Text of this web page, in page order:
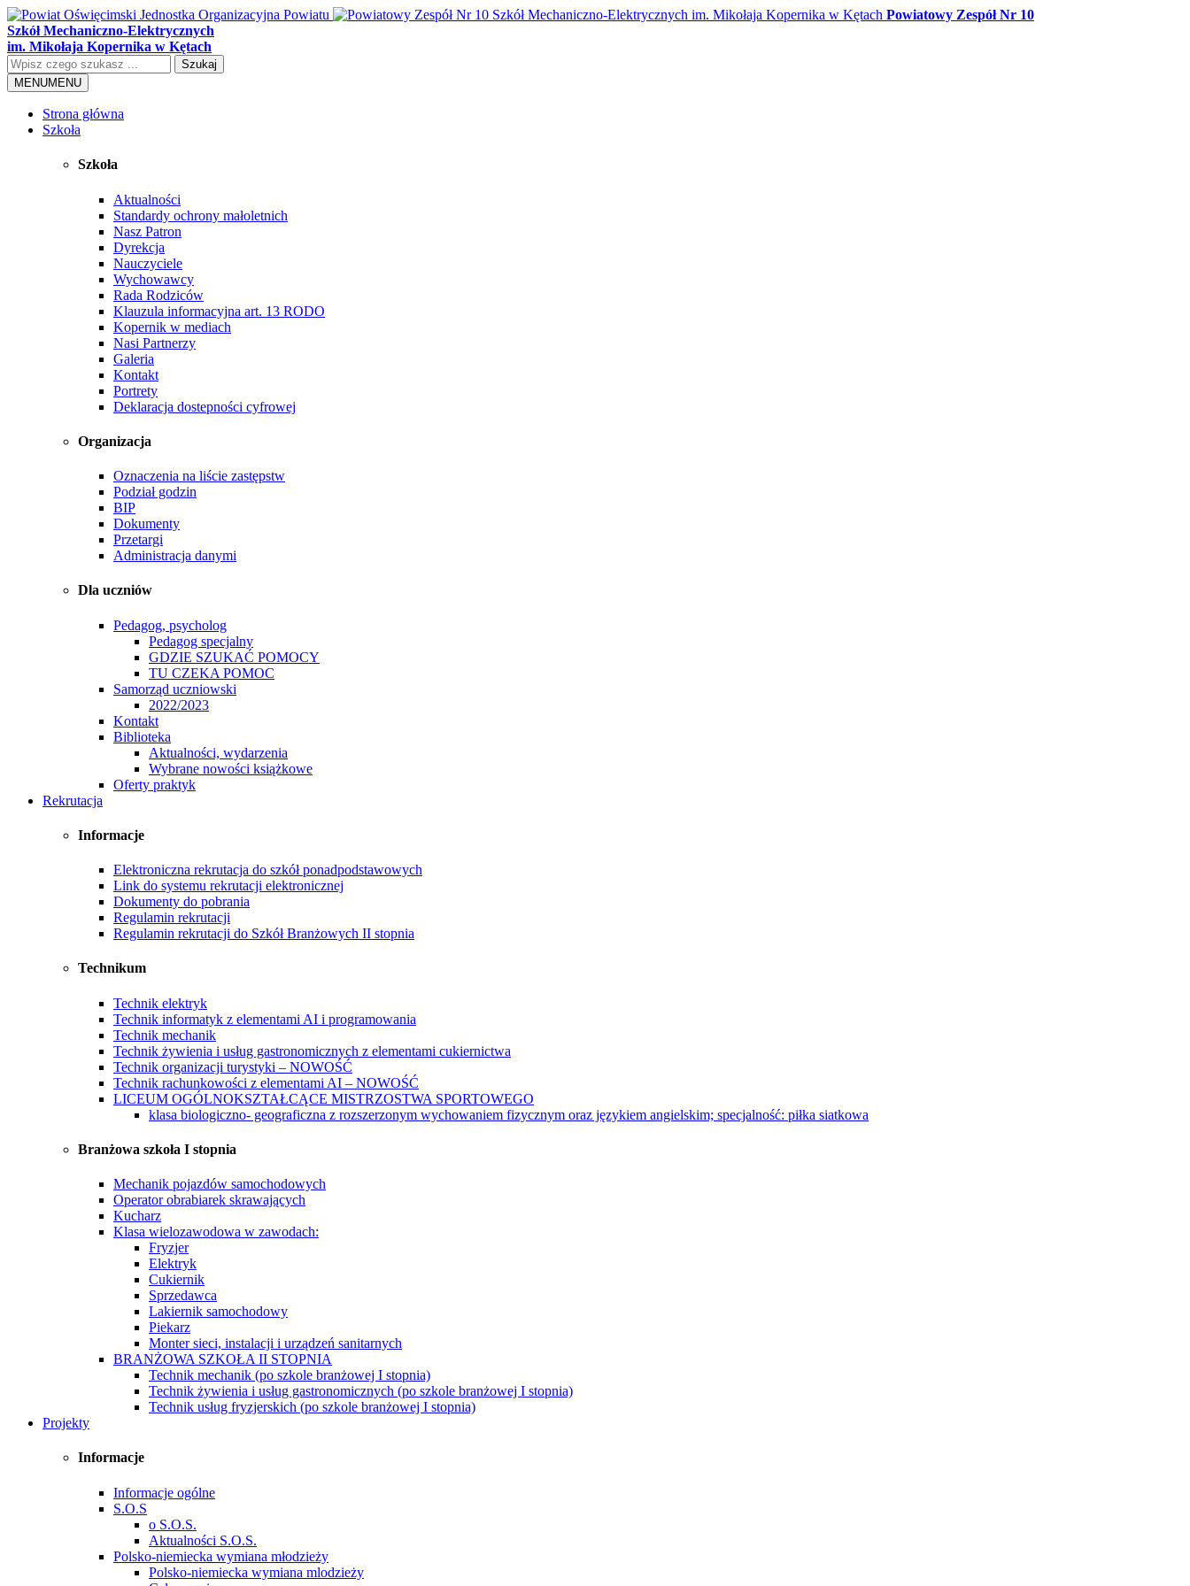
Powiatowy Zespół Nr 10
Szkół Mechaniczno-Elektrycznych
im. Mikołaja Kopernika w Kętach
Szukaj
MENUMENU
Strona główna
Szkoła
Szkoła
Aktualności
Standardy ochrony małoletnich
Nasz Patron
Dyrekcja
Nauczyciele
Wychowawcy
Rada Rodziców
Klauzula informacyjna art. 13 RODO
Kopernik w mediach
Nasi Partnerzy
Galeria
Kontakt
Portrety
Deklaracja dostepności cyfrowej
Organizacja
Oznaczenia na liście zastępstw
Podział godzin
BIP
Dokumenty
Przetargi
Administracja danymi
Dla uczniów
Pedagog, psycholog
Pedagog specjalny
GDZIE SZUKAĆ POMOCY
TU CZEKA POMOC
Samorząd uczniowski
2022/2023
Kontakt
Biblioteka
Aktualności, wydarzenia
Wybrane nowości książkowe
Oferty praktyk
Rekrutacja
Informacje
Elektroniczna rekrutacja do szkół ponadpodstawowych
Link do systemu rekrutacji elektronicznej
Dokumenty do pobrania
Regulamin rekrutacji
Regulamin rekrutacji do Szkół Branżowych II stopnia
Technikum
Technik elektryk
Technik informatyk z elementami AI i programowania
Technik mechanik
Technik żywienia i usług gastronomicznych z elementami cukiernictwa
Technik organizacji turystyki – NOWOŚĆ
Technik rachunkowości z elementami AI – NOWOŚĆ
LICEUM OGÓLNOKSZTAŁCĄCE MISTRZOSTWA SPORTOWEGO
klasa biologiczno- geograficzna z rozszerzonym wychowaniem fizycznym oraz językiem angielskim; specjalność: piłka siatkowa
Branżowa szkoła I stopnia
Mechanik pojazdów samochodowych
Operator obrabiarek skrawających
Kucharz
Klasa wielozawodowa w zawodach:
Fryzjer
Elektryk
Cukiernik
Sprzedawca
Lakiernik samochodowy
Piekarz
Monter sieci, instalacji i urządzeń sanitarnych
BRANŻOWA SZKOŁA II STOPNIA
Technik mechanik (po szkole branżowej I stopnia)
Technik żywienia i usług gastronomicznych (po szkole branżowej I stopnia)
Technik usług fryzjerskich (po szkole branżowej I stopnia)
Projekty
Informacje
Informacje ogólne
S.O.S
o S.O.S.
Aktualności S.O.S.
Polsko-niemiecka wymiana młodzieży
Polsko-niemiecka wymiana mlodzieży